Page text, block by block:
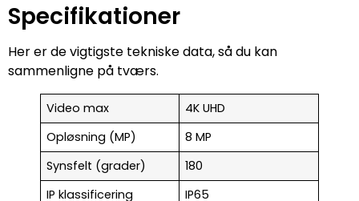
Specifikationer
Her er de vigtigste tekniske data, så du kan
sammenligne på tværs.
Video max
4K UHD
Opløsning (MP)
8 MP
Synsfelt (grader)
180
IP klassificering
IP65